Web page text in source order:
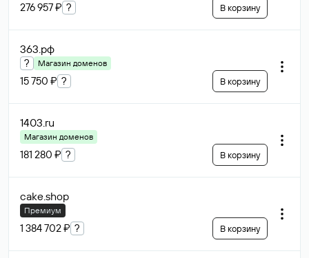
276 957 ₽ ? В корзину
363.рф
? Магазин доменов
15 750 ₽ ? В корзину
1403.ru
Магазин доменов
181 280 ₽ ? В корзину
cake.shop
Премиум
1 384 702 ₽ ? В корзину